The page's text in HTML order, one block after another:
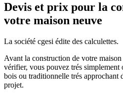
Devis et prix pour la
votre maison neuve
La société cgesi édite des calculettes.
Avant la construction de votre
vérifier, vous pouvez trés
bois ou traditionnelle trés approchant
projet.